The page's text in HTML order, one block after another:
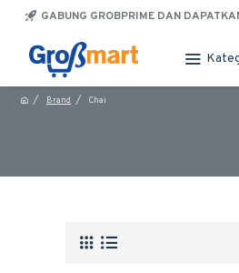
GABUNG GROBPRIME DAN
Brand Chai